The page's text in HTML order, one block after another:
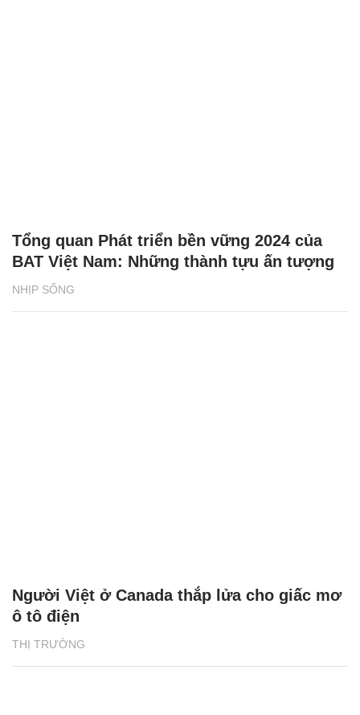
NHỊP SỐNG
Tổng quan Phát triển bền vững 2024 của
BAT Việt Nam: Những thành tựu ấn tượng
THỊ TRƯỜNG
Người Việt ở Canada thắp lửa cho giấc mơ
ô tô điện